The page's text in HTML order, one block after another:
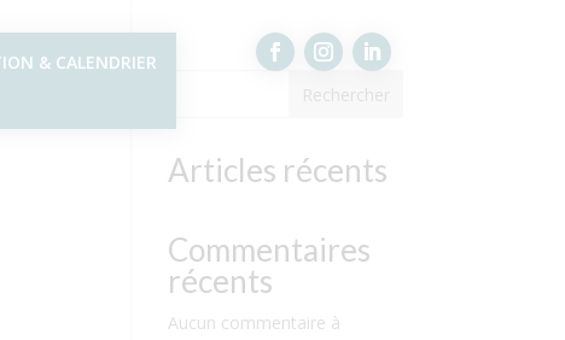
& CALENDRIER
Rechercher
Articles récents
Commentaires
récents
Aucun commentaire à